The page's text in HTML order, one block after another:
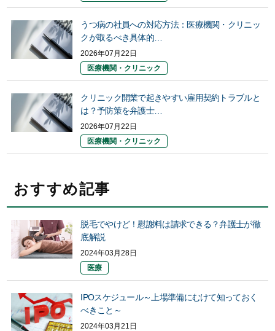
うつ病の社員への対応方法：医療機関・クリニッ
クが取るべき具体的…
2026年07月22日
医療機関・クリニック
クリニック開業で起きやすい雇用契約トラブルと
は？予防策を弁護士…
2026年07月22日
医療機関・クリニック
おすすめ記事
脱毛でやけど！慰謝料は請求できる？弁護士が徹
底解説
2024年03月28日
医療
IPOスケジュール～上場準備にむけて知っておく
べきこと～
2024年03月21日